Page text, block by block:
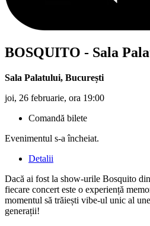
BOSQUITO - Sala
Sala Palatului, București
joi, 26 februarie, ora 19:00
Comandă bilete
Evenimentul s-a încheiat.
Detalii
Dacă ai fost la show-urile Bosquito
fiecare concert este o experiență
momentul să trăiești vibe-ul unic al
generații!